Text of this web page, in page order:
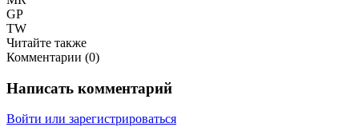
GP
TW
Читайте также
Комментарии (0)
Написать комментарий
Войти или зарегистрироваться